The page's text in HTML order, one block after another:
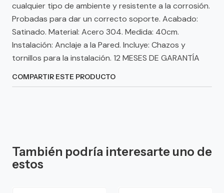
cualquier tipo de ambiente y resistente a la corrosión.
Probadas para dar un correcto soporte. Acabado:
Satinado. Material: Acero 304. Medida: 40cm.
Instalación: Anclaje a la Pared. Incluye: Chazos y
tornillos para la instalación. 12 MESES DE GARANTÍA
COMPARTIR ESTE PRODUCTO
También podría interesarte uno de
estos